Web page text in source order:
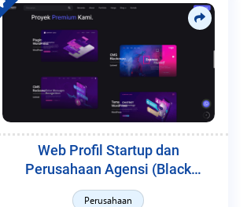
Web Profil Startup dan
Perusahaan Agensi (Black
Agency)
Perusahaan